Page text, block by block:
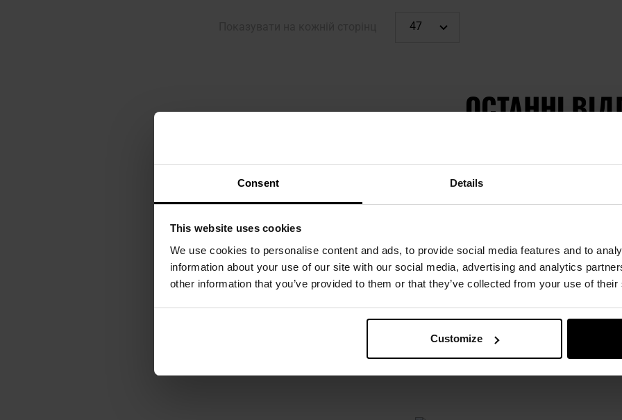
Consent Details
This website uses cookies
We use cookies to personalise content and ads, to provide social media features and to
information about your use of our site with our social media, advertising and analytics
other information that you’ve provided to them or that they’ve collected from your use of
Customize
ОСТАННІ
Body Shock - Greek Lizard